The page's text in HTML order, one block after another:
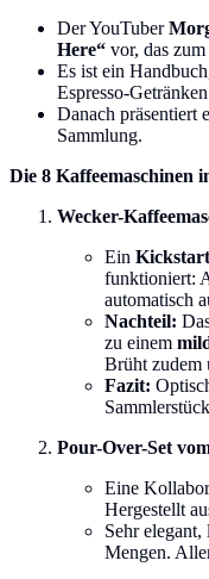
Der YouTuber
Here“ vor, das
Es ist ein
Espresso-
Danach präsentiert
Sammlung.
Die 8 Kaffeemaschinen
Wecker-
Ein
funktioniert:
automatisch
Nachteil:
zu einem
Brüht zudem
Fazit:
Pour-Over-Set
Eine
Hergestellt
Sehr
Mengen.